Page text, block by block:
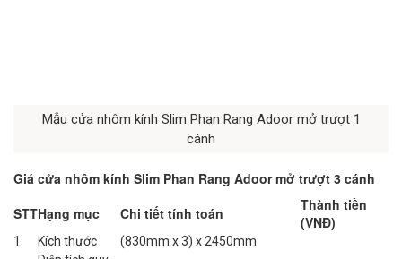
Mẫu cửa nhôm kính Slim Phan Rang Adoor mở trượt 1
cánh
Giá cửa nhôm kính Slim Phan Rang Adoor mở trượt 3 cánh
STTHạng mục Chi tiết tính toán
Thành tiền
(VNĐ)
1 Kích thước
(830mm x 3) x 2450mm